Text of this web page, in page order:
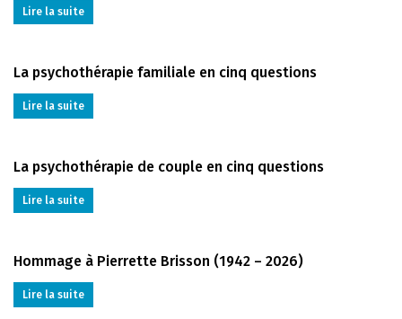
Lire la suite
La psychothérapie familiale en cinq questions
Lire la suite
La psychothérapie de couple en cinq questions
Lire la suite
Hommage à Pierrette Brisson (1942 – 2026)
Lire la suite